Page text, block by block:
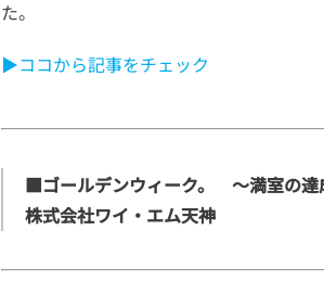
▶ココから記事をチェック
■ゴールデンウィーク。　～満室の達
株式会社ワイ・エム天神